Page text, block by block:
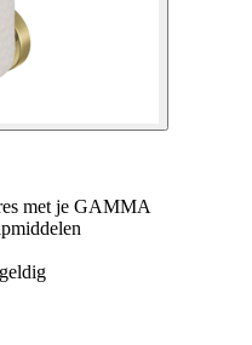
met je GAMMA
geldig